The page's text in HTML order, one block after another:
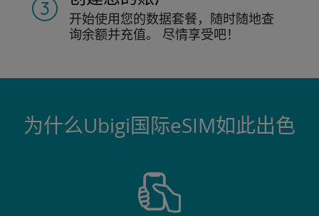
开始使用您的数据套餐，随时随地查
询余额并充值。 尽情享受吧！
为什么Ubigi国际eSIM如此出色